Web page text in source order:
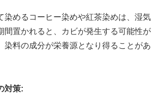
染めるコーヒー染めや紅茶染めは、湿気
間置かれると、カビが発生する可能性が
染料の成分が栄養源となり得ることがあ
対策: